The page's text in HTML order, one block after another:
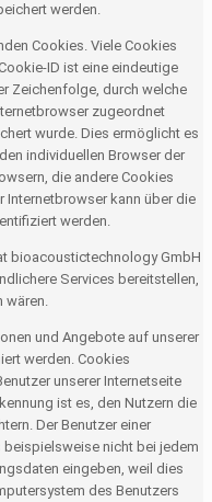
werden.
Cookies. Viele Cookies
ID ist eine eindeutige
Zeichenfolge, durch welche
zugeordnet
wurde. Dies ermöglicht es
individuellen Browser der
die andere Cookies
Internetbrowser kann über die
werden.
bioacoustictechnology GmbH
Services bereitstellen,
und Angebote auf unserer
werden. Cookies
unserer Internetseite
ist es, den Nutzern die
Der Benutzer einer
nicht bei jedem
eingeben, weil dies
des Benutzers